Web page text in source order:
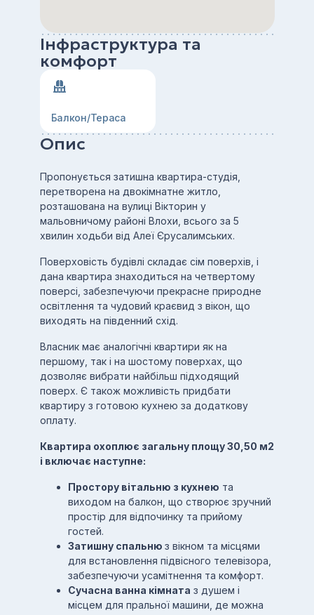
Інфраструктура та
комфорт
Балкон/Тераса
Опис
Пропонується затишна квартира-студія,
перетворена на двокімнатне житло,
розташована на вулиці Вікторин у
мальовничому районі Влохи, всього за 5
хвилин ходьби від Алеї Єрусалимських.
Поверховість будівлі складає сім поверхів, і
дана квартира знаходиться на четвертому
поверсі, забезпечуючи прекрасне природне
освітлення та чудовий краєвид з вікон, що
виходять на південний схід.
Власник має аналогічні квартири як на
першому, так і на шостому поверхах, що
дозволяє вибрати найбільш підходящий
поверх. Є також можливість придбати
квартиру з готовою кухнею за додаткову
оплату.
Квартира охоплює загальну площу 30,50 м2
і включає наступне:
Простору вітальню з кухнею та
виходом на балкон, що створює зручний
простір для відпочинку та прийому
гостей.
Затишну спальню з вікном та місцями
для встановлення підвісного телевізора,
забезпечуючи усамітнення та комфорт.
Сучасна ванна кімната з душем і
місцем для пральної машини, де можна